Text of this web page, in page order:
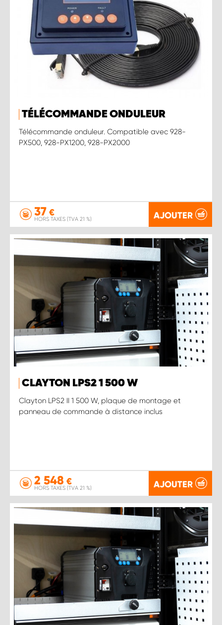
TÉLÉCOMMANDE ONDULEUR
Télécommande onduleur. Compatible avec 928-
PX500, 928-PX1200, 928-PX2000
37 €
HORS TAXES (TVA 21 %) AJOUTER
CLAYTON LPS2 1 500 W
Clayton LPS2 II 1 500 W, plaque de montage et
panneau de commande à distance inclus
2 548 €
HORS TAXES (TVA 21 %) AJOUTER